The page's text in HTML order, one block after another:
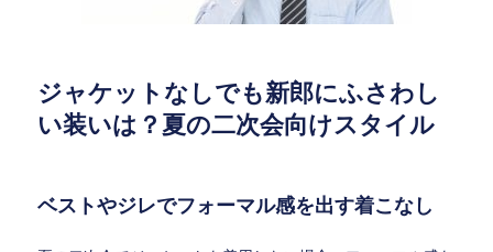
ジャケットなしでも新郎にふさわし
い装いは？夏の二次会向けスタイル
ベストやジレでフォーマル感を出す着こなし